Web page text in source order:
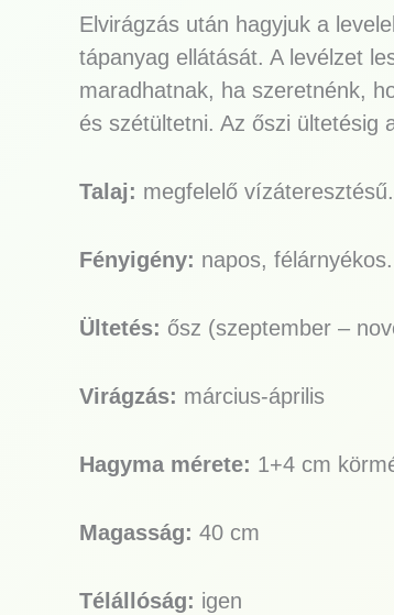
Elvirágzás után hagyjuk a
tápanyag ellátását. A levélzet
maradhatnak, ha szeretnénk,
és szétültetni. Az őszi ültetésig
Talaj: megfelelő vízáteresztésű.
Fényigény: napos, félárnyékos.
Ültetés: ősz (szeptember –
Virágzás: március-április
Hagyma mérete: 1+4 cm
Magasság: 40 cm
Télállóság: igen